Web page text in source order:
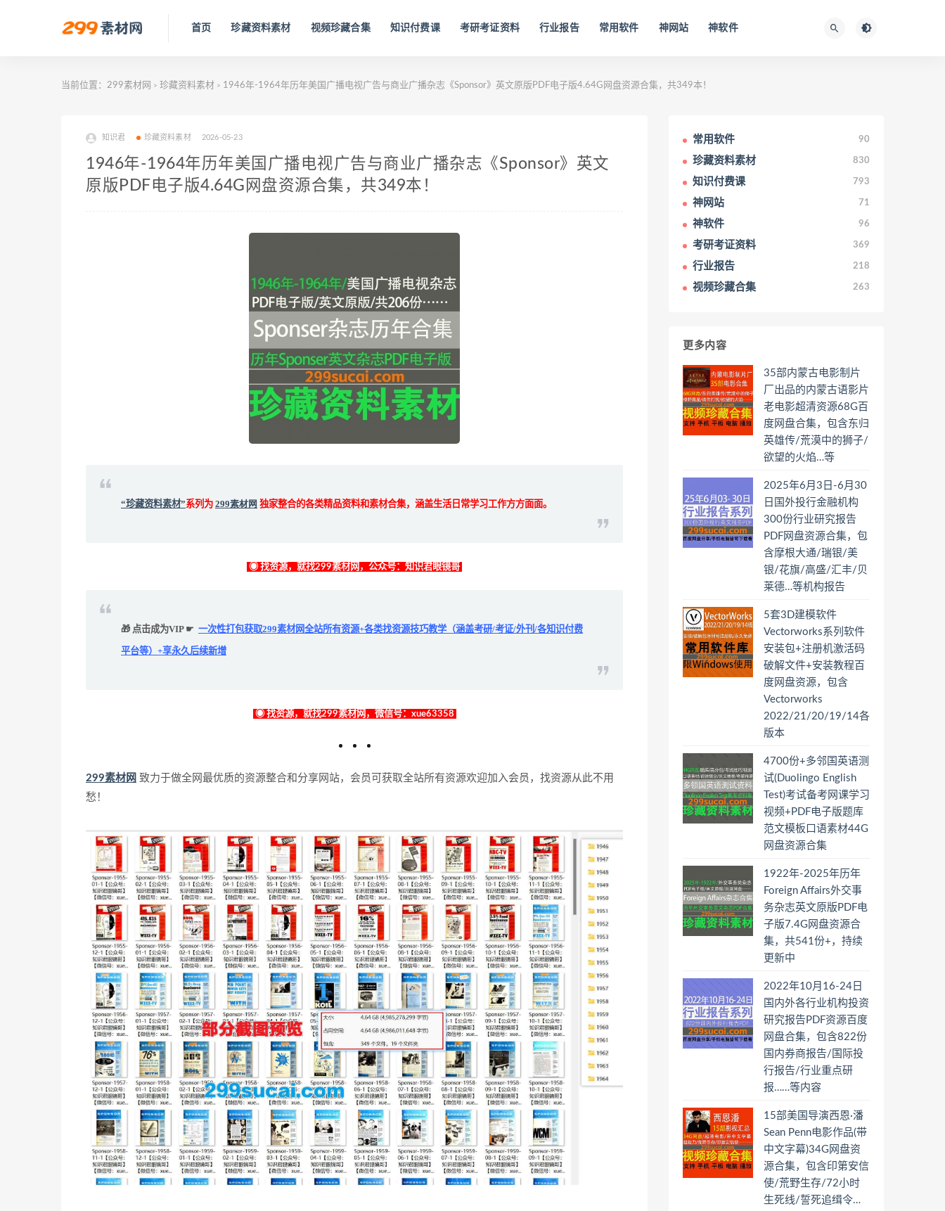
首页 珍藏资料素材 视频珍藏合集 知识付费课 考研考证资料 行业报告 常用软件 神网站 神软件
当前位置： 299素材网 > 珍藏资料素材 > 1946年-1964年历年美国广播电视广告与商业广播杂志《Sponsor》英文原版PDF电子版4.64G网盘资源合集，共349本！
知识君 珍藏资料素材 2026-05-23
1946年-1964年历年美国广播电视广告与商业广播杂志《Sponsor》英文
原版PDF电子版4.64G网盘资源合集，共349本！
“珍藏资料素材”系列为 299素材网 独家整合的各类精品资料和素材合集，涵盖生活日常学习工作方方面面。
◉ 找资源，就找299素材网，公众号：知识君眼镜哥
🎁 点击成为VIP ☛ 一次性打包获取299素材网全站所有资源+各类找资源技巧教学（涵盖考研/考证/外刊/各知识付费
平台等）+享永久后续新增
◉ 找资源，就找299素材网，微信号：xue63358
299素材网 致力于做全网最优质的资源整合和分享网站，会员可获取全站所有资源欢迎加入会员，找资源从此不用
愁！
常用软件 90
珍藏资料素材 830
知识付费课 793
神网站 71
神软件 96
考研考证资料 369
行业报告 218
视频珍藏合集 263
更多内容
35部内蒙古电影制片
厂出品的内蒙古语影片
老电影超清资源68G百
度网盘合集，包含东归
英雄传/荒漠中的狮子/
欲望的火焰…等
2025年6月3日-6月30
日国外投行金融机构
300份行业研究报告
PDF网盘资源合集，包
含摩根大通/瑞银/美
银/花旗/高盛/汇丰/贝
莱德…等机构报告
5套3D建模软件
Vectorworks系列软件
安装包+注册机激活码
破解文件+安装教程百
度网盘资源，包含
Vectorworks
2022/21/20/19/14各
版本
4700份+多邻国英语测
试(Duolingo English
Test)考试备考网课学习
视频+PDF电子版题库
范文模板口语素材44G
网盘资源合集
1922年-2025年历年
Foreign Affairs外交事
务杂志英文原版PDF电
子版7.4G网盘资源合
集，共541份+，持续
更新中
2022年10月16-24日
国内外各行业机构投资
研究报告PDF资源百度
网盘合集，包含822份
国内券商报告/国际投
行报告/行业重点研
报……等内容
15部美国导演西恩·潘
Sean Penn电影作品(带
中文字幕)34G网盘资
源合集，包含印第安信
使/荒野生存/72小时
生死线/誓死追缉令…